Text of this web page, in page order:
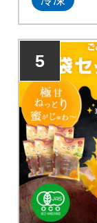
5